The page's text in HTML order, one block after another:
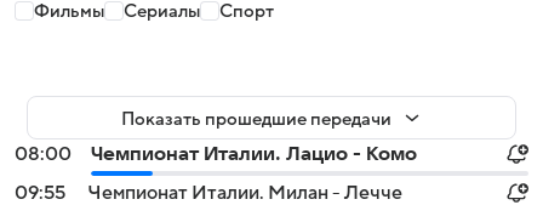
Фильмы Сериалы Спорт
Показать прошедшие передачи
08:00
Чемпионат Италии. Лацио - Комо
09:55
Чемпионат Италии. Милан - Лечче